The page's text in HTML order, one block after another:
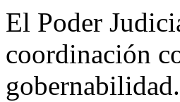
El Poder
coordinación